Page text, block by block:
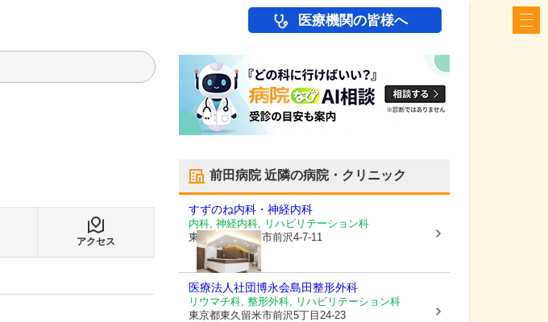
医療機関の皆様へ
アクセス
前田病院近隣の病院・クリニック
すずのね内科・神経内科
内科, 神経内科, リハビリテーション科
東京都東久留米市前沢4-7-11
医療法人社団博永会島田整形外科
リウマチ科, 整形外科, リハビリテーション科
東京都東久留米市前沢5丁目24-23